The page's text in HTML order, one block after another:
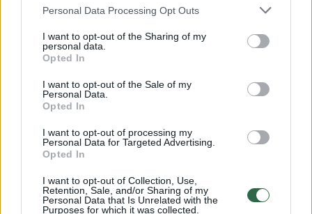
Personal Data Processing Opt Outs
I want to opt-out of the Sharing of my
personal data.
Opted In
I want to opt-out of the Sale of my
Personal Data.
Opted In
I want to opt-out of processing my
Personal Data for Targeted Advertising.
Opted In
I want to opt-out of Collection, Use,
Retention, Sale, and/or Sharing of my
Personal Data that Is Unrelated with the
Purposes for which it was collected.
Žinios Lietuvos diena
00:00:30
Vaizdai iš tragiškos avarijos Vilniaus r.: dviejų moterų ir
Žinios | Lietuvos diena
00:00:57
Savaitės vidurys nusimato karštas: temperatūra kils iki
32 laipsnių šilumos
Žinios | Orai